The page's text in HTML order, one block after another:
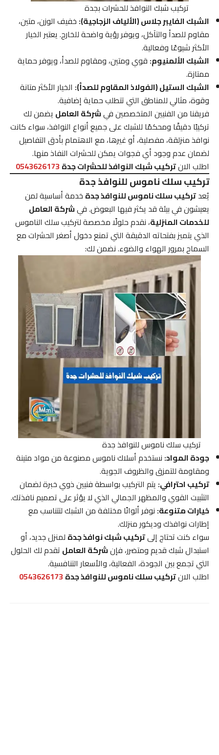
تركيب شبك النوافذ للحشرات بجدة
الشبك الفايبر جلاس (الألياف الزجاجية):خفيف الوزن، متين،
مقاوم للصدأ والتآكل، ويوفر رؤية واضحة للخارج. يعتبر الخيار
الأكثر شيوعًا وفعالية.
الشبك الألمنيوم:قوي ومتين، ومقاوم للصدأ، ويوفر حماية
ممتازة.
الشبك الستيل (الفولاذ المقاوم للصدأ):الخيار الأكثر متانة
وقوة، مثالي للمناطق التي تتطلب حماية إضافية.
فريقنا من الفنيين المتخصصين فيشركة العامليضمن لك
تركيبًا دقيقًا ومحكمًا للشبك على جميع أنواع النوافذ، سواء كانت
نوافذ منزلقة، مفصلية، أو غيرها، مع الاهتمام بأدق التفاصيل
لضمان عدم وجود أي فجوات يمكن للحشرات النفاذ منها.
اطلب الانتركيب شبك النوافذ للحشرات جدة0543626173
تركيب سلك ناموس للنوافذ جدة
يُعدتركيب سلك ناموس للنوافذ جدةخدمة أساسية لمن
يعيشون في بيئة قد يكثر فيها البعوض. فيشركة العامل
للخدمات المنزلية، نقدم حلولًا مخصصة لتركيب سلك الناموس
الذي يتميز بفتحاته الدقيقة التي تمنع دخول أصغر الحشرات مع
السماح بمرور الهواء والضوء. نضمن لك:
تركيب سلك ناموس للنوافذ جدة
جودة المواد:نستخدم أسلاك ناموس مصنوعة من مواد متينة
ومقاومة للتمزق والظروف الجوية.
تركيب احترافي:يتم التركيب بواسطة فنيين ذوي خبرة لضمان
التثبيت القوي والمظهر الجمالي الذي لا يؤثر على تصميم نافذتك.
خيارات متنوعة:نوفر ألوانًا مختلفة من الشبك لتتناسب مع
إطارات نوافذك وديكور منزلك.
سواء كنت تحتاج إلىتركيب شبك نوافذ جدةلمنزل جديد، أو
استبدال شبك قديم ومتضرر، فإنشركة العاملتقدم لك الحلول
التي تجمع بين الجودة، الفعالية، والأسعار التنافسية.
اطلب الانتركيب سلك ناموس للنوافذ جدة0543626173